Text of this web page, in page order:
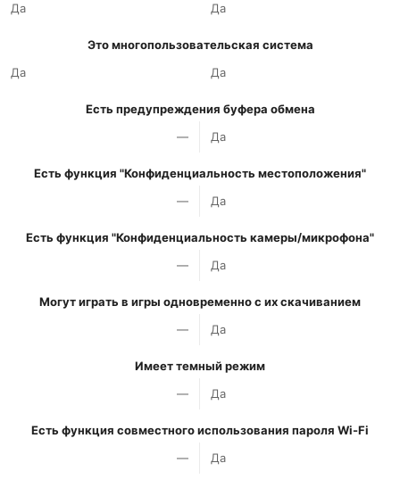
Да
Да
Это многопользовательская система
Да
Да
Есть предупреждения буфера обмена
—
Да
Есть функция "Конфиденциальность местоположения"
—
Да
Есть функция "Конфиденциальность камеры/микрофона"
—
Да
Могут играть в игры одновременно с их скачиванием
—
Да
Имеет темный режим
—
Да
Есть функция совместного использования пароля Wi-Fi
—
Да